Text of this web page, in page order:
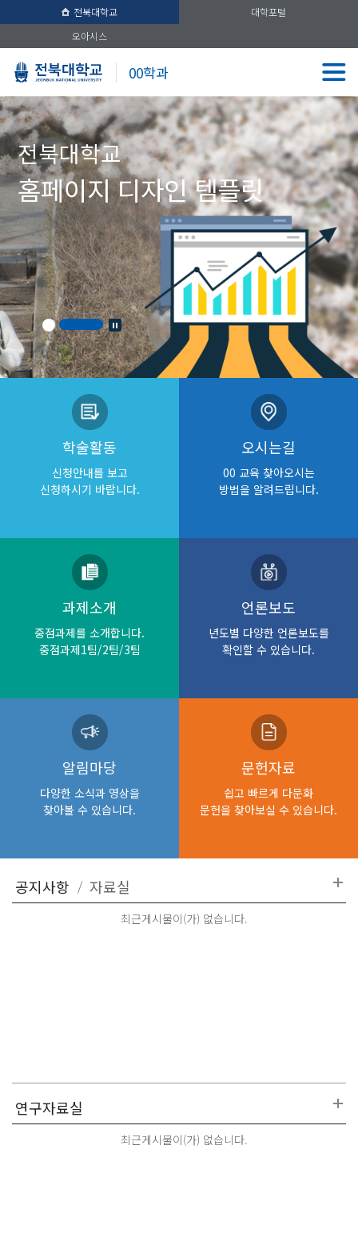
전북대학교
대학포털
오아시스
00학과
전북대학교
홈페이지 디자인 템플릿
학술활동
신청안내를 보고
신청하시기 바랍니다.
오시는길
00 교육 찾아오시는
방법을 알려드립니다.
과제소개
중점과제를 소개합니다.
중점과제1팀/2팀/3팀
언론보도
년도별 다양한 언론보도를
확인할 수 있습니다.
알림마당
다양한 소식과 영상을
찾아볼 수 있습니다.
문헌자료
쉽고 빠르게 다문화
문헌을 찾아보실 수 있습니다.
최근게시물이(가) 없습니다.
최근게시물이(가) 없습니다.